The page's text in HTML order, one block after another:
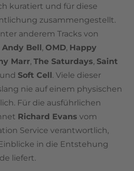
kuratiert und für diese
zusammengestellt.
anderem Tracks von
Andy Bell , OMD, Happy
Marr, The Saturdays, Saint
und Soft Cell . Viele dieser
nie auf einem physischen
Für die ausführlichen
Richard Evans vom
Service verantwortlich,
in die Entstehung
liefert.